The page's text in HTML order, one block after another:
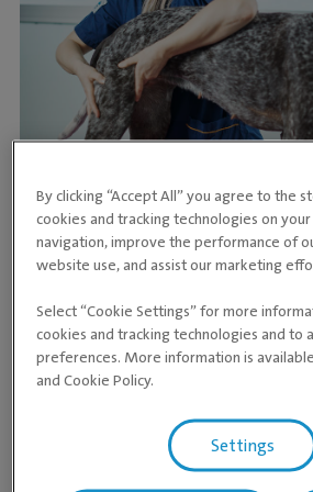
Dyrekiropraktikk og massasje kan gi
den aldrende hunden
Kontakt veterinær om
disse tegnene hos din
Aggresjon mot andre hunder eller
Snur opp ned på døgnet, tusler
Stor endring i vekt
Dårlig ånde
Puster og peser mer enn før
Slikker seg på uvante plasser på
By clicking “Accept All” you agree to the
cookies and tracking technologies on
navigation, improve the performance of
website use, and assist our marketing
Select “Cookie Settings” for more
cookies and tracking technologies and to
preferences. More information is
and Cookie Policy.
Settings